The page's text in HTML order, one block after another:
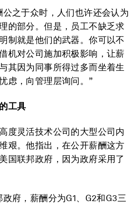
公之于众时，人们也许还会认为
的部分。但是，员工不缺乏求
制就是他们的武器。你可以不
机对公司施加积极影响，让薪
其因为同事所得过多而坐着生
虑，向管理层询问。”
工具
度灵活技术公司的大型公司内
艰。他指出，在公开薪酬这方
国联邦政府，因为政府采用了
府，薪酬分为G1、G2和G3三